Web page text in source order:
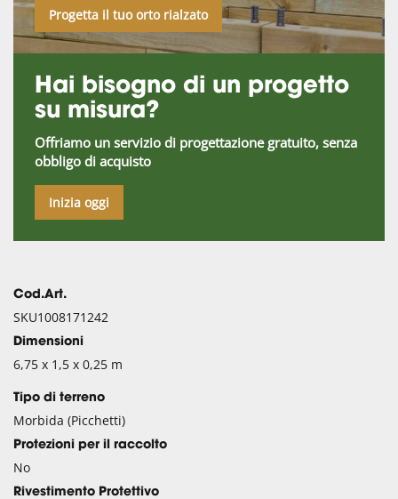
Progetta il tuo orto rialzato
Hai bisogno di un progetto
su misura?
Offriamo un servizio di progettazione gratuito, senza
obbligo di acquisto
Inizia oggi
Cod.Art.
SKU1008171242
Dimensioni
6,75 x 1,5 x 0,25 m
Tipo di terreno
Morbida (Picchetti)
Protezioni per il raccolto
No
Rivestimento Protettivo